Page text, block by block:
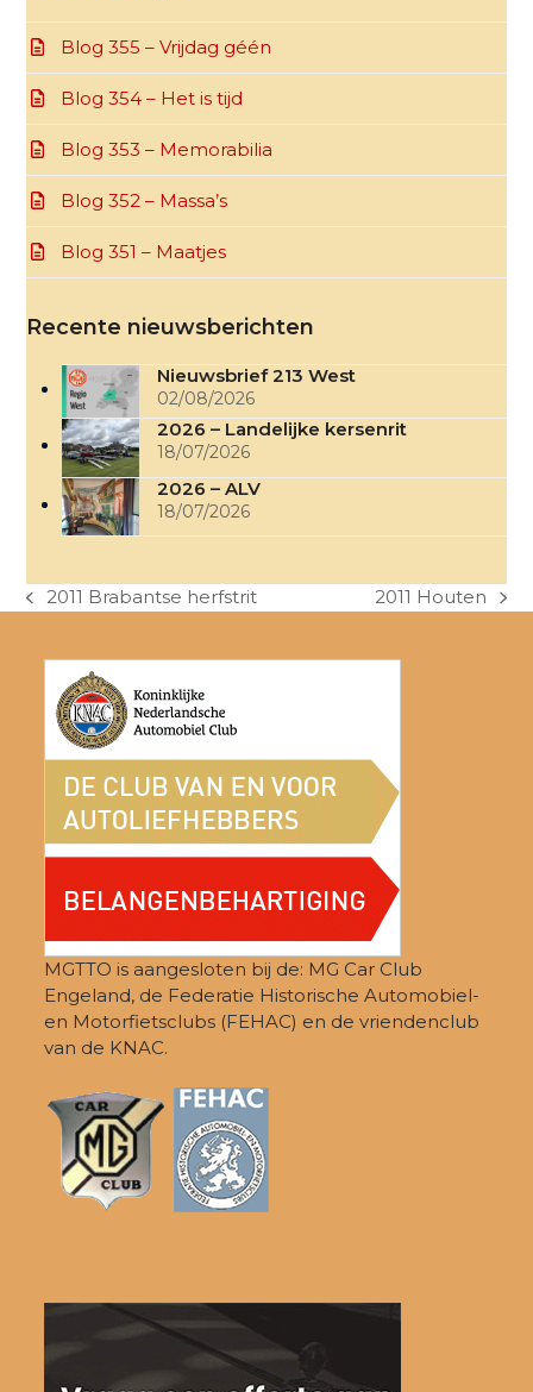
Blog 355 – Vrijdag géén
Blog 354 – Het is tijd
Blog 353 – Memorabilia
Blog 352 – Massa’s
Blog 351 – Maatjes
Recente nieuwsberichten
Nieuwsbrief 213 West
02/08/2026
2026 – Landelijke kersenrit
18/07/2026
2026 – ALV
18/07/2026
previous
2011 Brabantse herfstrit
next
2011 Houten
MGTTO is aangesloten bij de: MG Car Club
Engeland, de Federatie Historische Automobiel-
en Motorfietsclubs (FEHAC) en de vriendenclub
van de KNAC.